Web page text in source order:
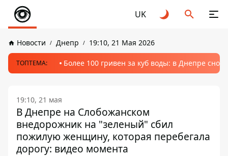
UK
Новости Днепр 19:10, 21 Мая 2026
ТОПТЕМА: Более 100 гривен за куб воды: в Днепре
19:10, 21 мая
В Днепре на Слобожанском
внедорожник на "зеленый" сбил
пожилую женщину, которая перебегала
дорогу: видео момента